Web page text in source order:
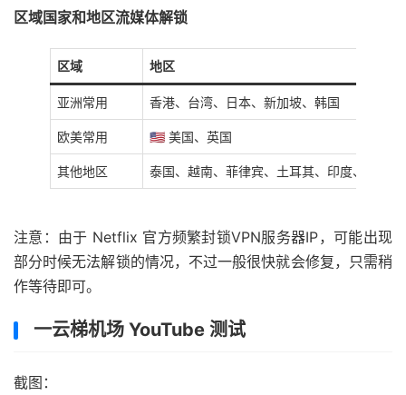
区域国家和地区流媒体解锁
区域 地区
亚洲常用 香港、台湾、日本、新加坡、韩国
欧美常用 🇺🇸 美国、英国
其他地区 泰国、越南、菲律宾、土耳其、印度、阿根廷
注意：由于 Netflix 官方频繁封锁VPN服务器IP，可能出现
部分时候无法解锁的情况，不过一般很快就会修复，只需稍
作等待即可。
一云梯机场 YouTube 测试
截图：